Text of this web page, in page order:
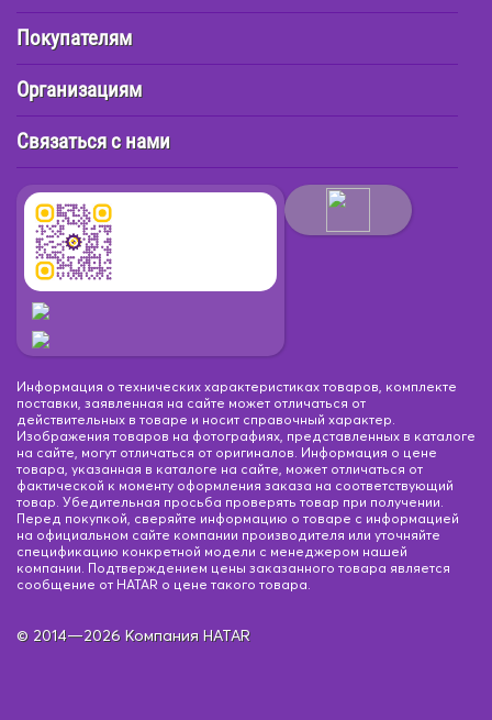
Покупателям
Организациям
Связаться с нами
Информация о технических характеристиках товаров, комплекте
поставки, заявленная на сайте может отличаться от
действительных в товаре и носит справочный характер.
Изображения товаров на фотографиях, представленных в каталоге
на сайте, могут отличаться от оригиналов. Информация о цене
товара, указанная в каталоге на сайте, может отличаться от
фактической к моменту оформления заказа на соответствующий
товар. Убедительная просьба проверять товар при получении.
Перед покупкой, сверяйте информацию о товаре с информацией
на официальном сайте компании производителя или уточняйте
спецификацию конкретной модели с менеджером нашей
компании. Подтверждением цены заказанного товара является
сообщение от HATAR о цене такого товара.
© 2014—2026 Компания HATAR